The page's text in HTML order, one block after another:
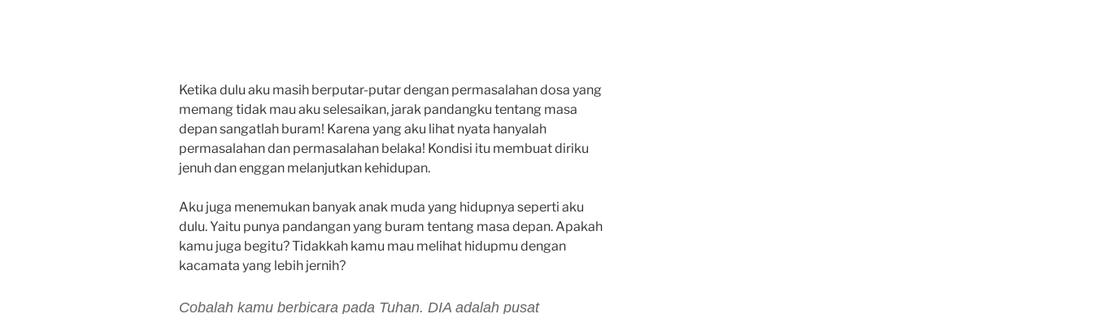
Ketika dulu aku masih berputar-putar dengan permasalahan dosa yang
memang tidak mau aku selesaikan, jarak pandangku tentang masa
depan sangatlah buram! Karena yang aku lihat nyata hanyalah
permasalahan dan permasalahan belaka! Kondisi itu membuat diriku
jenuh dan enggan melanjutkan kehidupan.
Aku juga menemukan banyak anak muda yang hidupnya seperti aku
dulu. Yaitu punya pandangan yang buram tentang masa depan. Apakah
kamu juga begitu? Tidakkah kamu mau melihat hidupmu dengan
kacamata yang lebih jernih?
Cobalah kamu berbicara pada Tuhan. DIA adalah pusat